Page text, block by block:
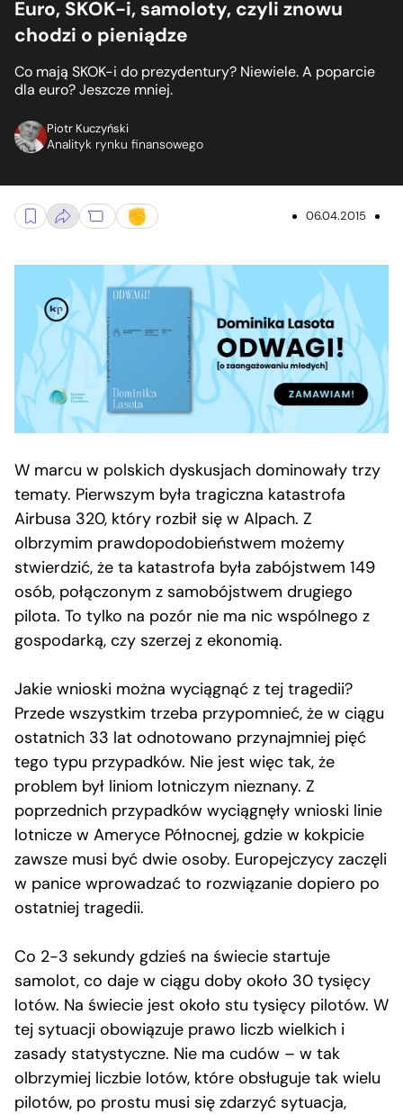
Euro, SKOK-i, samoloty, czyli znowu
chodzi o pieniądze
Co mają SKOK-i do prezydentury? Niewiele. A poparcie
dla euro? Jeszcze mniej.
Piotr Kuczyński
Analityk rynku finansowego
06.04.2015
W marcu w polskich dyskusjach dominowały trzy
tematy. Pierwszym była tragiczna katastrofa
Airbusa 320, który rozbił się w Alpach. Z
olbrzymim prawdopodobieństwem możemy
stwierdzić, że ta katastrofa była zabójstwem 149
osób, połączonym z samobójstwem drugiego
pilota. To tylko na pozór nie ma nic wspólnego z
gospodarką, czy szerzej z ekonomią.
Jakie wnioski można wyciągnąć z tej tragedii?
Przede wszystkim trzeba przypomnieć, że w ciągu
ostatnich 33 lat odnotowano przynajmniej pięć
tego typu przypadków. Nie jest więc tak, że
problem był liniom lotniczym nieznany. Z
poprzednich przypadków wyciągnęły wnioski linie
lotnicze w Ameryce Północnej, gdzie w kokpicie
zawsze musi być dwie osoby. Europejczycy zaczęli
w panice wprowadzać to rozwiązanie dopiero po
ostatniej tragedii.
Co 2-3 sekundy gdzieś na świecie startuje
samolot, co daje w ciągu doby około 30 tysięcy
lotów. Na świecie jest około stu tysięcy pilotów. W
tej sytuacji obowiązuje prawo liczb wielkich i
zasady statystyczne. Nie ma cudów – w tak
olbrzymiej liczbie lotów, które obsługuje tak wielu
pilotów, po prostu musi się zdarzyć sytuacja,